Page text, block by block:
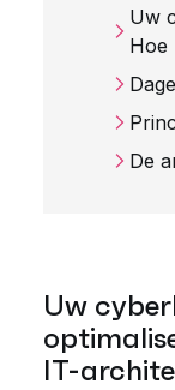
Uw
Hoe
De
Uw
IT-